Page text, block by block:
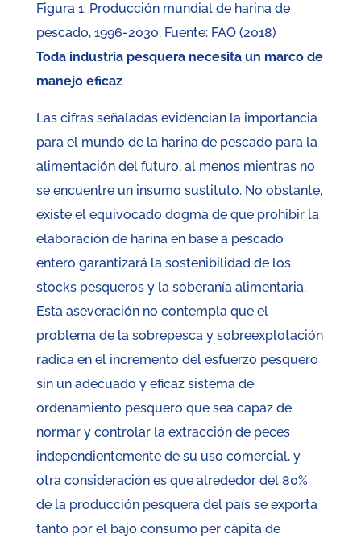
Figura 1. Producción mundial de harina de
pescado, 1996-2030. Fuente: FAO (2018)
Toda industria pesquera necesita un marco de
manejo eficaz
Las cifras señaladas evidencian la importancia
para el mundo de la harina de pescado para la
alimentación del futuro, al menos mientras no
se encuentre un insumo sustituto. No obstante,
existe el equivocado dogma de que prohibir la
elaboración de harina en base a pescado
entero garantizará la sostenibilidad de los
stocks pesqueros y la soberanía alimentaria.
Esta aseveración no contempla que el
problema de la sobrepesca y sobreexplotación
radica en el incremento del esfuerzo pesquero
sin un adecuado y eficaz sistema de
ordenamiento pesquero que sea capaz de
normar y controlar la extracción de peces
independientemente de su uso comercial, y
otra consideración es que alrededor del 80%
de la producción pesquera del país se exporta
tanto por el bajo consumo per cápita de